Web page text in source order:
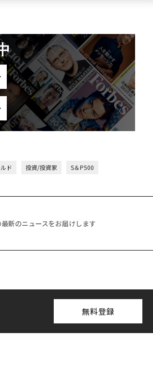
ド 投資/投資家 S＆P500
新のニュースをお届けします
無料登録